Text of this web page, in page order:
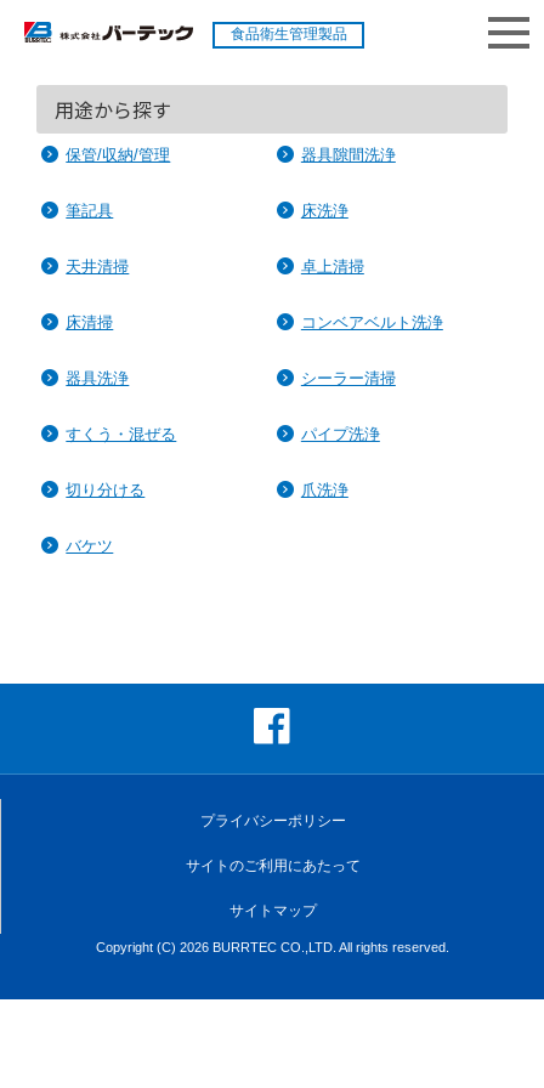
食品衛生管理製品
用途から探す
保管/収納/管理 器具隙間洗浄
筆記具 床洗浄
天井清掃 卓上清掃
床清掃 コンベアベルト洗浄
器具洗浄 シーラー清掃
すくう・混ぜる パイプ洗浄
切り分ける 爪洗浄
バケツ
プライバシーポリシー
サイトのご利用にあたって
サイトマップ
Copyright (C) 2026 BURRTEC CO.,LTD. All rights reserved.